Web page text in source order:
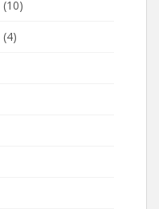
(10)
(4)